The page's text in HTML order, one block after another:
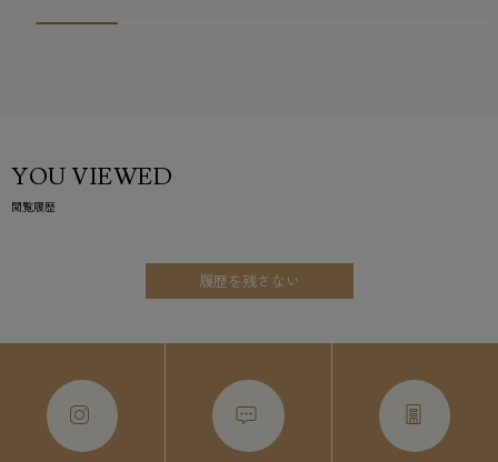
YOU VIEWED
閲覧履歴
履歴を残さない